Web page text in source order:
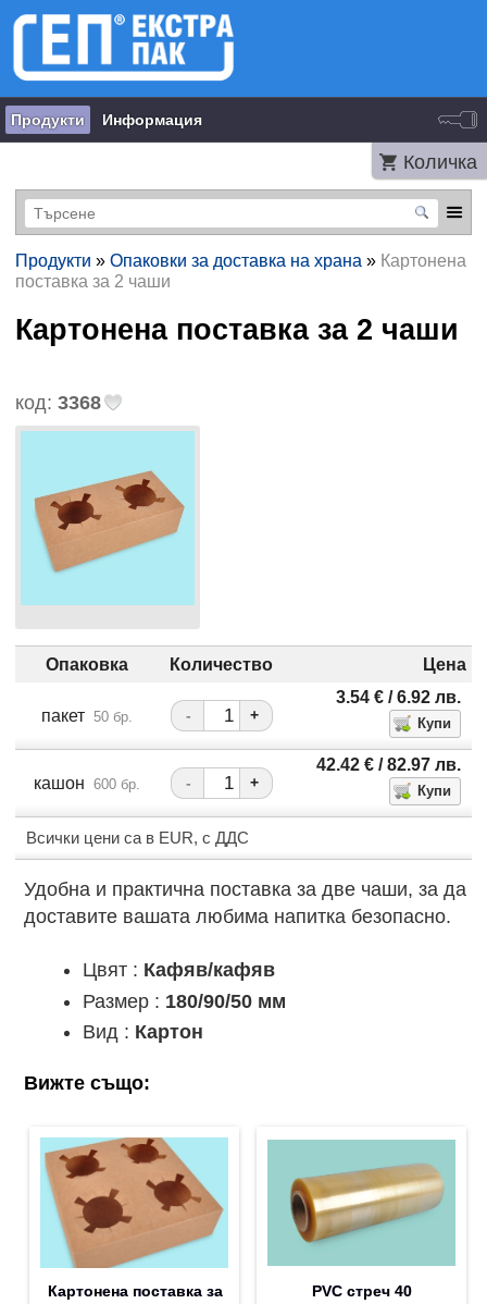
Продукти Информация
Количка
Продукти » Опаковки за доставка на храна » Картонена
поставка за 2 чаши
Картонена поставка за 2 чаши
код: 3368
Опаковка Количество Цена
пакет 50 бр. - +
3.54 €/ 6.92 лв.
кашон 600 бр. - +
42.42 €/ 82.97 лв.
Всички цени са в EUR, с ДДС
Удобна и практична поставка за две чаши, за да
доставите вашата любима напитка безопасно.
Цвят : Кафяв/кафяв
Размер : 180/90/50 мм
Вид : Картон
Вижте също:
Картонена поставка за
PVC стреч 40